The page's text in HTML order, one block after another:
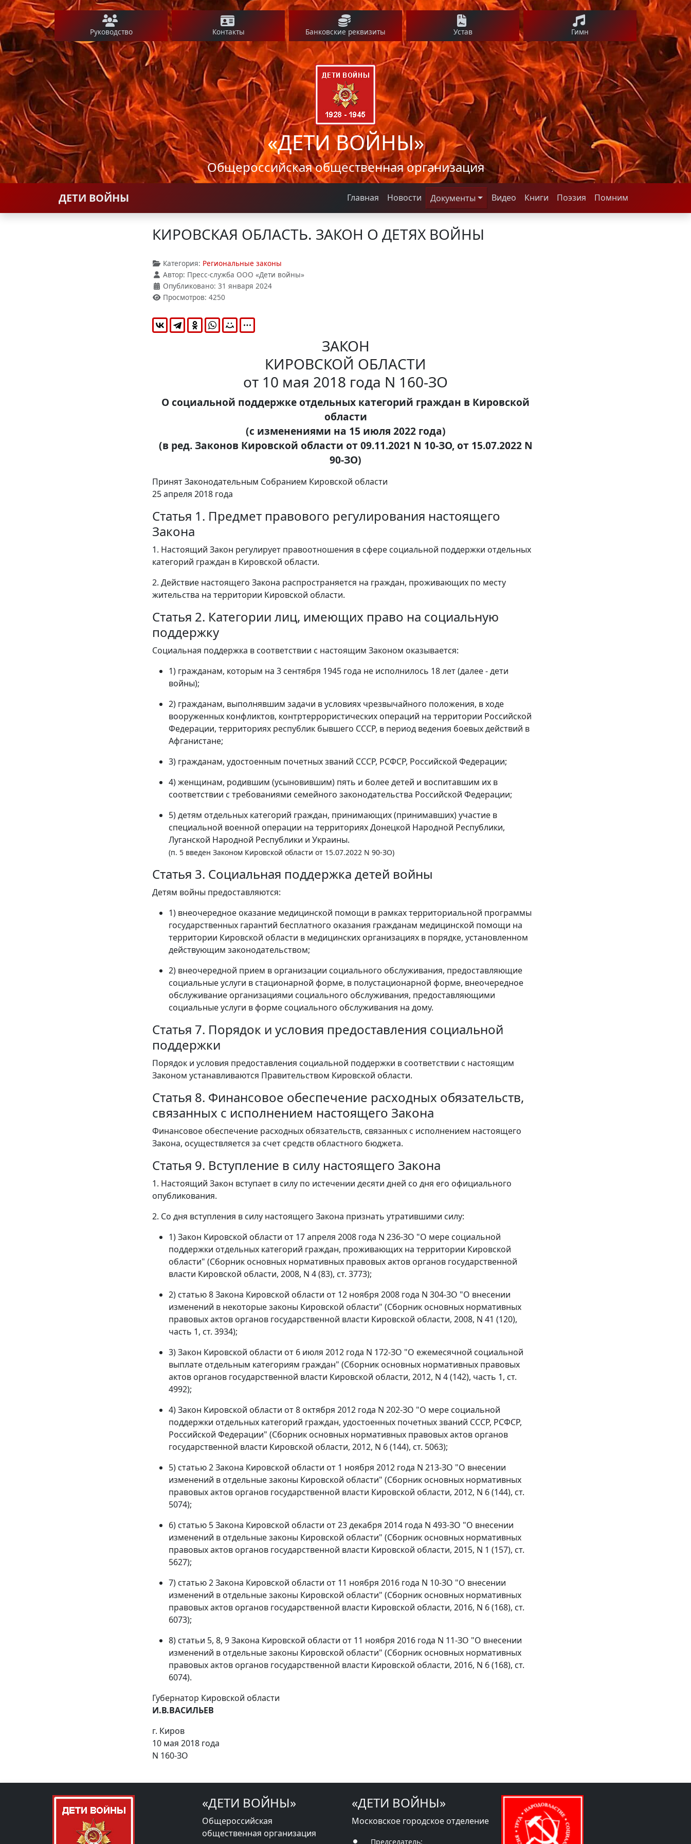
Руководство Контакты Банковские реквизиты Устав Гимн
«ДЕТИ ВОЙНЫ»
Общероссийская общественная организация
ДЕТИ ВОЙНЫ Главная Новости Документы Видео Книги Поэзия Помним
КИРОВСКАЯ ОБЛАСТЬ. ЗАКОН О ДЕТЯХ ВОЙНЫ
Категория: Региональные законы
Автор: Пресс-служба ООО «Дети войны»
Опубликовано: 31 января 2024
Просмотров: 4250
ЗАКОН
КИРОВСКОЙ ОБЛАСТИ
от 10 мая 2018 года N 160-ЗО
О социальной поддержке отдельных категорий граждан в Кировской
области
(с изменениями на 15 июля 2022 года)
(в ред. Законов Кировской области от 09.11.2021 N 10-ЗО, от 15.07.2022 N
90-ЗО)
Принят Законодательным Собранием Кировской области
25 апреля 2018 года
Статья 1. Предмет правового регулирования настоящего
Закона
1. Настоящий Закон регулирует правоотношения в сфере социальной поддержки отдельных
категорий граждан в Кировской области.
2. Действие настоящего Закона распространяется на граждан, проживающих по месту
жительства на территории Кировской области.
Статья 2. Категории лиц, имеющих право на социальную
поддержку
Социальная поддержка в соответствии с настоящим Законом оказывается:
1) гражданам, которым на 3 сентября 1945 года не исполнилось 18 лет (далее - дети
войны);
2) гражданам, выполнявшим задачи в условиях чрезвычайного положения, в ходе
вооруженных конфликтов, контртеррористических операций на территории Российской
Федерации, территориях республик бывшего СССР, в период ведения боевых действий в
Афганистане;
3) гражданам, удостоенным почетных званий СССР, РСФСР, Российской Федерации;
4) женщинам, родившим (усыновившим) пять и более детей и воспитавшим их в
соответствии с требованиями семейного законодательства Российской Федерации;
5) детям отдельных категорий граждан, принимающих (принимавших) участие в
специальной военной операции на территориях Донецкой Народной Республики,
Луганской Народной Республики и Украины.
(п. 5 введен Законом Кировской области от 15.07.2022 N 90-ЗО)
Статья 3. Социальная поддержка детей войны
Детям войны предоставляются:
1) внеочередное оказание медицинской помощи в рамках территориальной программы
государственных гарантий бесплатного оказания гражданам медицинской помощи на
территории Кировской области в медицинских организациях в порядке, установленном
действующим законодательством;
2) внеочередной прием в организации социального обслуживания, предоставляющие
социальные услуги в стационарной форме, в полустационарной форме, внеочередное
обслуживание организациями социального обслуживания, предоставляющими
социальные услуги в форме социального обслуживания на дому.
Статья 7. Порядок и условия предоставления социальной
поддержки
Порядок и условия предоставления социальной поддержки в соответствии с настоящим
Законом устанавливаются Правительством Кировской области.
Статья 8. Финансовое обеспечение расходных обязательств,
связанных с исполнением настоящего Закона
Финансовое обеспечение расходных обязательств, связанных с исполнением настоящего
Закона, осуществляется за счет средств областного бюджета.
Статья 9. Вступление в силу настоящего Закона
1. Настоящий Закон вступает в силу по истечении десяти дней со дня его официального
опубликования.
2. Со дня вступления в силу настоящего Закона признать утратившими силу:
1) Закон Кировской области от 17 апреля 2008 года N 236-ЗО "О мере социальной
поддержки отдельных категорий граждан, проживающих на территории Кировской
области" (Сборник основных нормативных правовых актов органов государственной
власти Кировской области, 2008, N 4 (83), ст. 3773);
2) статью 8 Закона Кировской области от 12 ноября 2008 года N 304-ЗО "О внесении
изменений в некоторые законы Кировской области" (Сборник основных нормативных
правовых актов органов государственной власти Кировской области, 2008, N 41 (120),
часть 1, ст. 3934);
3) Закон Кировской области от 6 июля 2012 года N 172-ЗО "О ежемесячной социальной
выплате отдельным категориям граждан" (Сборник основных нормативных правовых
актов органов государственной власти Кировской области, 2012, N 4 (142), часть 1, ст.
4992);
4) Закон Кировской области от 8 октября 2012 года N 202-ЗО "О мере социальной
поддержки отдельных категорий граждан, удостоенных почетных званий СССР, РСФСР,
Российской Федерации" (Сборник основных нормативных правовых актов органов
государственной власти Кировской области, 2012, N 6 (144), ст. 5063);
5) статью 2 Закона Кировской области от 1 ноября 2012 года N 213-ЗО "О внесении
изменений в отдельные законы Кировской области" (Сборник основных нормативных
правовых актов органов государственной власти Кировской области, 2012, N 6 (144), ст.
5074);
6) статью 5 Закона Кировской области от 23 декабря 2014 года N 493-ЗО "О внесении
изменений в отдельные законы Кировской области" (Сборник основных нормативных
правовых актов органов государственной власти Кировской области, 2015, N 1 (157), ст.
5627);
7) статью 2 Закона Кировской области от 11 ноября 2016 года N 10-ЗО "О внесении
изменений в отдельные законы Кировской области" (Сборник основных нормативных
правовых актов органов государственной власти Кировской области, 2016, N 6 (168), ст.
6073);
8) статьи 5, 8, 9 Закона Кировской области от 11 ноября 2016 года N 11-ЗО "О внесении
изменений в отдельные законы Кировской области" (Сборник основных нормативных
правовых актов органов государственной власти Кировской области, 2016, N 6 (168), ст.
6074).
Губернатор Кировской области
И.В.ВАСИЛЬЕВ
г. Киров
10 мая 2018 года
N 160-ЗО
«ДЕТИ ВОЙНЫ»
Общероссийская
общественная организация
«ДЕТИ ВОЙНЫ»
Московское городское отделение
Председатель: